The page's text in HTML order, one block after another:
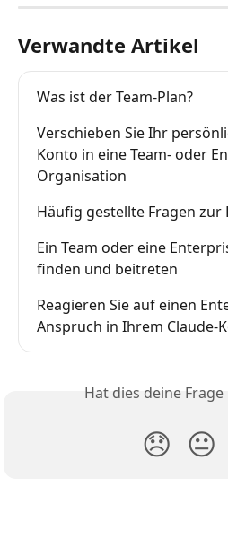
Verwandte Artikel
Was ist der Team-Plan?
Verschieben Sie Ihr
Konto in eine Team- oder
Organisation
Häufig gestellte Fragen
Ein Team oder eine
finden und beitreten
Reagieren Sie auf einen
Anspruch in Ihrem Claude-
Hat dies deine
😞 😐